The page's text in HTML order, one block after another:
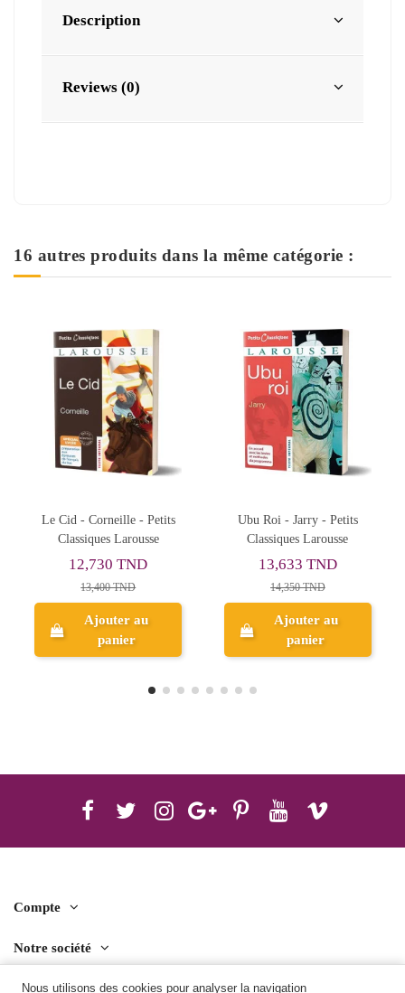
Nous utilisons des cookies pour analyser la navigation
Description
Reviews (0)
16 autres produits dans la même catégorie :
Ubu Roi - Jarry - Petits
Classiques Larousse
13,633 TND
14,350 TND
Ajouter au
panier
Fables - Jean de La Fontaine
- Petits Classiques Larousse
13,680 TND
Aperçu
Compte
Notre société
Contact us